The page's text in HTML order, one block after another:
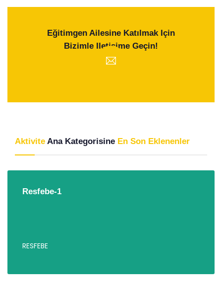
Eğitimgen Ailesine Katılmak Için
Bizimle Iletişime Geçin!
Aktivite Ana Kategorisine En Son Eklenenler
Resfebe-1
RESFEBE